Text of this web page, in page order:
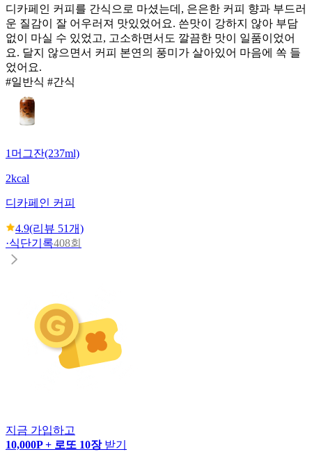
디카페인 커피를 간식으로 마셨는데, 은은한 커피 향과 부드러
운 질감이 잘 어우러져 맛있었어요. 쓴맛이 강하지 않아 부담
없이 마실 수 있었고, 고소하면서도 깔끔한 맛이 일품이었어
요. 달지 않으면서 커피 본연의 풍미가 살아있어 마음에 쏙 들
었어요.
#일반식 #간식
1머그잔(237ml)
2kcal
디카페인 커피
4.9(리뷰 51개)
·식단기록408회
지금 가입하고
10,000P + 로또 10장 받기